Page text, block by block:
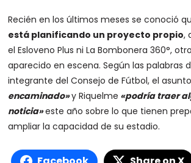
Recién en los últimos meses se conoció
está planificando un proyecto propio,
el Esloveno Plus ni La Bombonera 360°,
aparecido en escena. Según las palabras
integrante del Consejo de Fútbol, el asunto
encaminado»y Riquelme «podría traer
noticia»este año sobre lo que tienen
ampliar la capacidad de su estadio.